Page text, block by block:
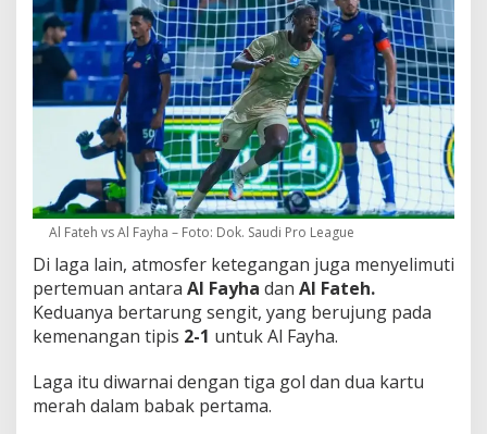
Al Fateh vs Al Fayha – Foto: Dok. Saudi Pro League
Di laga lain, atmosfer ketegangan juga menyelimuti
pertemuan antara Al Fayha dan Al Fateh.
Keduanya bertarung sengit, yang berujung pada
kemenangan tipis 2-1 untuk Al Fayha.
Laga itu diwarnai dengan tiga gol dan dua kartu
merah dalam babak pertama.